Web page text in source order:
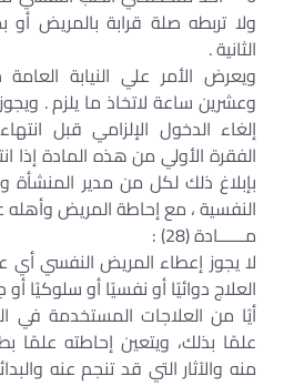
ولا تربطه صلة قرابة بالمريض أو
الثانية .
ويعرض الأمر علي النيابة العامة
وعشرين ساعة لاتخاذ ما يلزم .
إلغاء الدخول الإلزامي قبل
الفقرة الأولي من هذه المادة إذا
بإبلاغ ذلك لكل من مدير
النفسية ، مع إحاطة المريض وأهله
مــــــادة (28) :
لا يجوز إعطاء المريض النفسي أي
العلاج دوائيًا أو نفسيًا أو سلوكيًا
أيًا من العلاجات المستخدمة في
علمًا بذلك، ويتعين إحاطته علمًا
منه والآثار التي قد تنجم عنه